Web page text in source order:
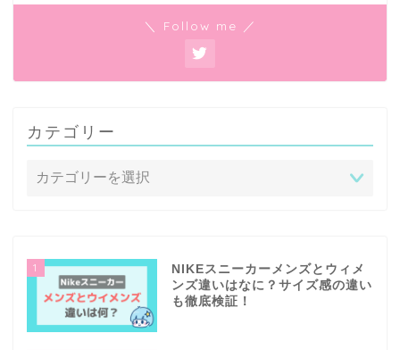
＼ Follow me ／
カテゴリー
1
NIKEスニーカーメンズとウィメ
ンズ違いはなに？サイズ感の違い
も徹底検証！